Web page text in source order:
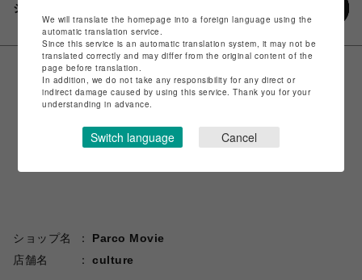
シェアする
ショップ名
Parco Movie
店舗名
culture
We will translate the homepage into a foreign language using the
automatic translation service.
Since this service is an automatic translation system, it may not be
translated correctly and may differ from the original content of the
page before translation.
In addition, we do not take any responsibility for any direct or
indirect damage caused by using this service. Thank you for your
understanding in advance.
Switch language Cancel